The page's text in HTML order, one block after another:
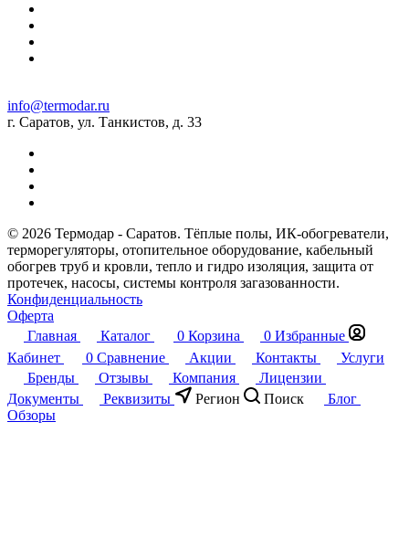
info@termodar.ru
г. Саратов, ул. Танкистов, д. 33
© 2026 Термодар - Саратов. Тёплые полы, ИК-обогреватели,
терморегуляторы, отопительное оборудование, кабельный
обогрев труб и кровли, тепло и гидро изоляция, защита от
протечек, насосы, системы контроля загазованности.
Конфиденциальность
Оферта
Главная
Каталог 0 Корзина 0 Избранные
Кабинет
0 Сравнение Акции Контакты
Услуги
Бренды
Отзывы Компания
Лицензии
Документы
Реквизиты Регион Поиск
Блог
Обзоры